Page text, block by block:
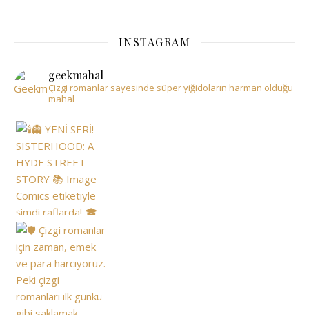
INSTAGRAM
geekmahal
Çizgi romanlar sayesinde süper yiğidoların harman olduğu
mahal